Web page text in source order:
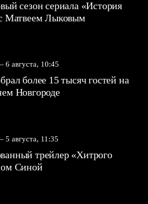
сезон сериала «История
Матвеем Лыковым
6 августа, 10:45
более 15 тысяч гостей на
Новгороде
5 августа, 11:35
трейлер «Хитрого
Синой